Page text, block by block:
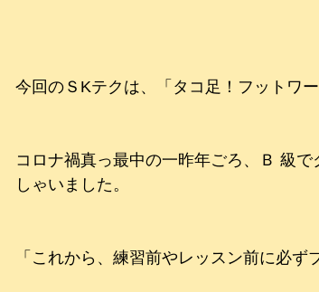
今回のＳKテクは、「タコ足！フットワー
コロナ禍真っ最中の一昨年ごろ、Ｂ 級
しゃいました。
「これから、練習前やレッスン前に必ず